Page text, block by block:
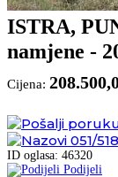
ISTRA,
namjene -
Cijena:
051/
ID oglasa: 46320
Podijeli